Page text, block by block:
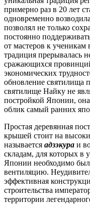
примерно раз в 20 лет
одновременно
позволял не только
постоянно
от мастеров к ученикам
традиция прерывалась
сражающихся
экономических
обновление святилища
святилище Найку не
постройкой Японии,
облик самый ранних
Простая деревянная
крышей стоит на
называется адзэкура и
складам, для которых в
Японии необходимо
вентиляцию.
эффективная
строительства
территории